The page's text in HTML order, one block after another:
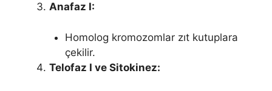
Anafaz I:
Homolog kromozomlar zıt kutuplara
çekilir.
Telofaz I ve Sitokinez: